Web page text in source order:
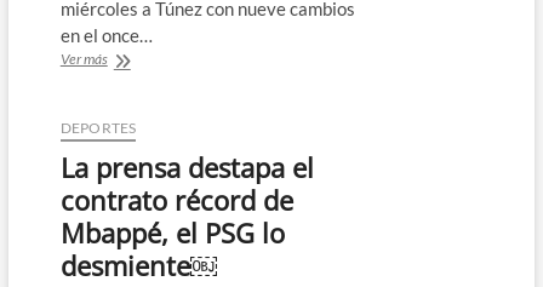
miércoles a Túnez con nueve cambios
en el once…
Ver másFrancia
cambios
ante
Túnez,
Mbappé
y
Griezmann
en
el
DEPORTES
La prensa destapa el
contrato récord de
Mbappé, el PSG lo
desmiente￼